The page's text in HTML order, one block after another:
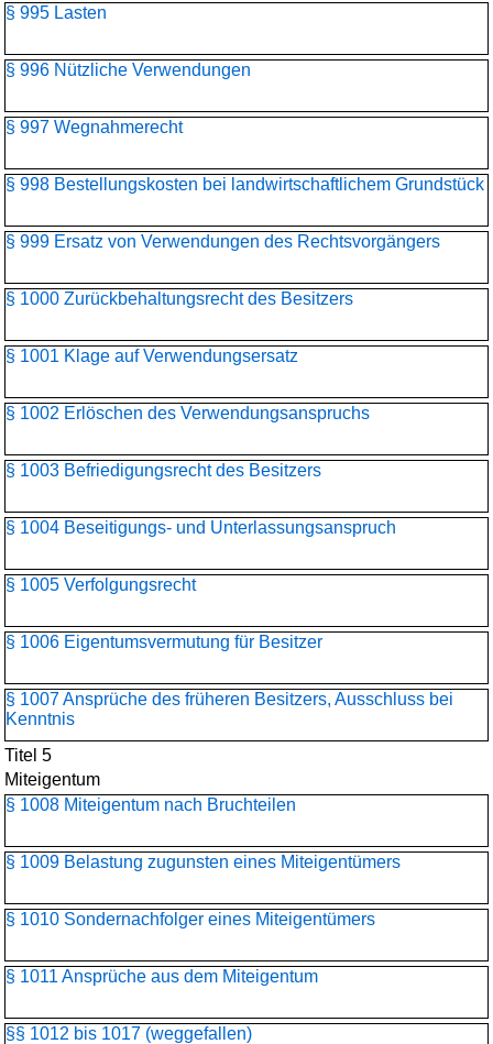
§ 995 Lasten
§ 996 Nützliche Verwendungen
§ 997 Wegnahmerecht
§ 998 Bestellungskosten bei landwirtschaftlichem Grundstück
§ 999 Ersatz von Verwendungen des Rechtsvorgängers
§ 1000 Zurückbehaltungsrecht des Besitzers
§ 1001 Klage auf Verwendungsersatz
§ 1002 Erlöschen des Verwendungsanspruchs
§ 1003 Befriedigungsrecht des Besitzers
§ 1004 Beseitigungs- und Unterlassungsanspruch
§ 1005 Verfolgungsrecht
§ 1006 Eigentumsvermutung für Besitzer
§ 1007 Ansprüche des früheren Besitzers, Ausschluss bei
Kenntnis
Titel 5
Miteigentum
§ 1008 Miteigentum nach Bruchteilen
§ 1009 Belastung zugunsten eines Miteigentümers
§ 1010 Sondernachfolger eines Miteigentümers
§ 1011 Ansprüche aus dem Miteigentum
§§ 1012 bis 1017 (weggefallen)